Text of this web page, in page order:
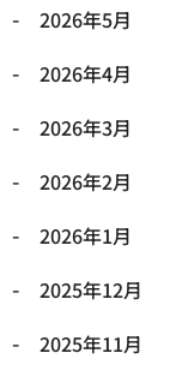
2026年5月
2026年4月
2026年3月
2026年2月
2026年1月
2025年12月
2025年11月